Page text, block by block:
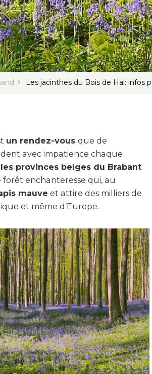
Les jacinthes du Bois de Hal: infos
un rendez-vous que de
avec impatience chaque
provinces belges du Brabant
forêt enchanteresse qui, au
mauve et attire des milliers de
et même d’Europe.